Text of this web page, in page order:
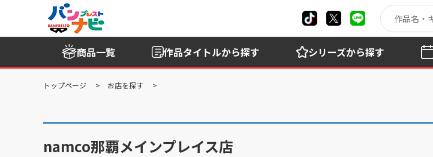
商品一覧 作品タイトルから探す シリーズから探す
トップページ お店を探す
namco那覇メインプレイス店